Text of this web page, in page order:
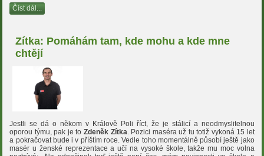
Číst dál...
Zítka: Pomáhám tam, kde mohu a kde mne
chtějí
Jestli se dá o někom v Králově Poli říct, že je stálicí a neodmyslitelnou
oporou týmu, pak je to Zdeněk Zítka . Pozici maséra už tu totiž vykoná 15 let
a pokračovat bude i v příštím roce. Vedle toho momentálně působí ještě jako
masér u ženské reprezentace a učí na vysoké škole, takže mu moc volna